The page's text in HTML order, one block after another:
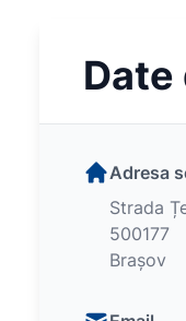
Adresa
Strada
500177
Brașov